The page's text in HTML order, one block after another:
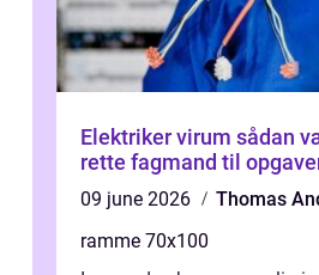
Elektriker virum sådan vælger du den
rette fagmand til
09 june 2026
Thomas
ramme 70x100